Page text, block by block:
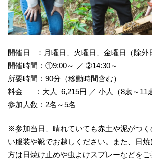
開催日 ：月曜日、火曜日、金曜日（除外
開催時間：①9:00～ ／ ➁14:30～
所要時間：90分（移動時間含む）
料金 ：大人 6,215円 ／ 小人（8歳～11
参加人数：2名～5名
※参加当日、晴れていても赤土や泥がつく
い服装や靴でお越しください。また、日
方は日焼け止めや虫よけスプレーなどをご